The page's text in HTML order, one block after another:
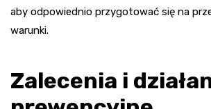
aby odpowiednio przygotować się na
warunki.
Zalecenia i